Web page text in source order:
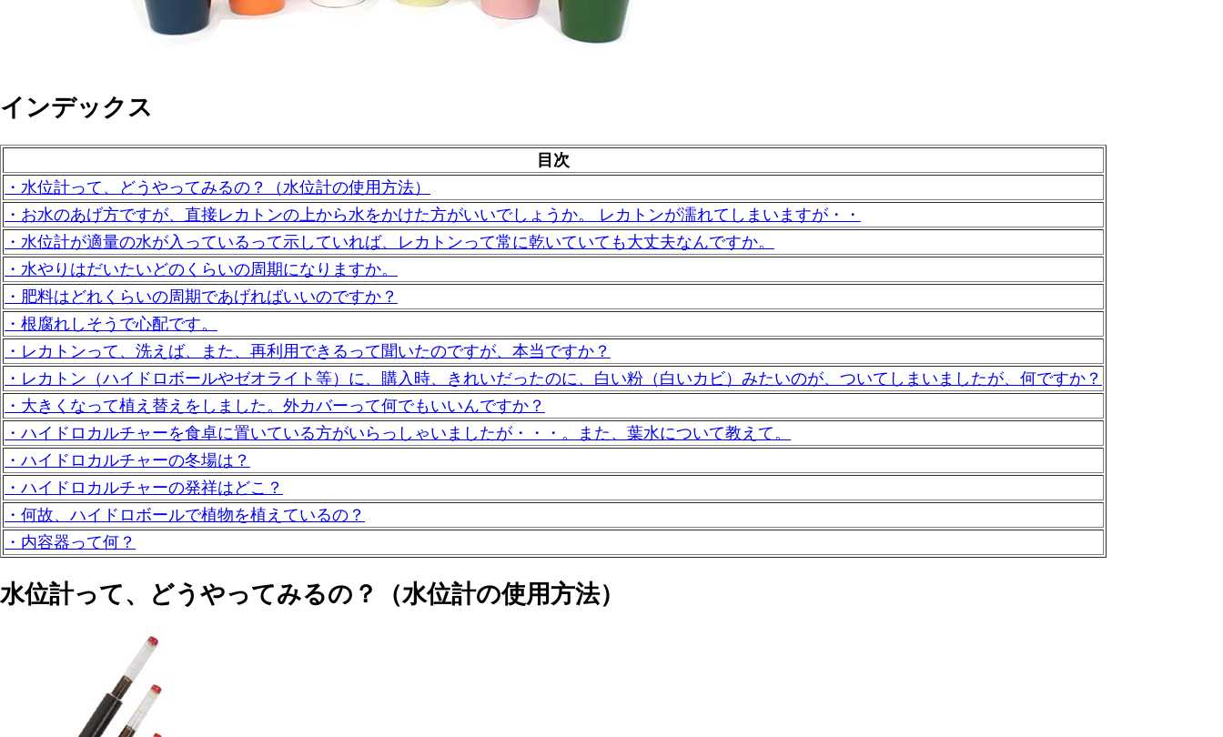
インデックス
目次
・水位計って、どうやってみるの？（水位計の使用方法）
・お水のあげ方ですが、直接レカトンの上から水をかけた方がいいでしょうか。 レカトンが濡れてしまいますが・・
・水位計が適量の水が入っているって示していれば、レカトンって常に乾いていても大丈夫なんですか。
・水やりはだいたいどのくらいの周期になりますか。
・肥料はどれくらいの周期であげればいいのですか？
・根腐れしそうで心配です。
・レカトンって、洗えば、また、再利用できるって聞いたのですが、本当ですか？
・レカトン（ハイドロボールやゼオライト等）に、購入時、きれいだったのに、白い粉（白いカビ）みたいのが、ついてしまいましたが、何ですか？
・大きくなって植え替えをしました。外カバーって何でもいいんですか？
・ハイドロカルチャーを食卓に置いている方がいらっしゃいましたが・・・。また、葉水について教えて。
・ハイドロカルチャーの冬場は？
・ハイドロカルチャーの発祥はどこ？
・何故、ハイドロボールで植物を植えているの？
・内容器って何？
水位計って、どうやってみるの？（水位計の使用方法）